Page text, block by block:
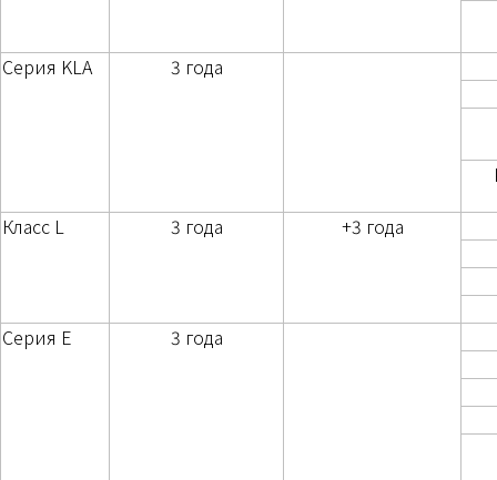
Серия KLA
3 года
Класс L
3 года +3 года
Серия E 3 года